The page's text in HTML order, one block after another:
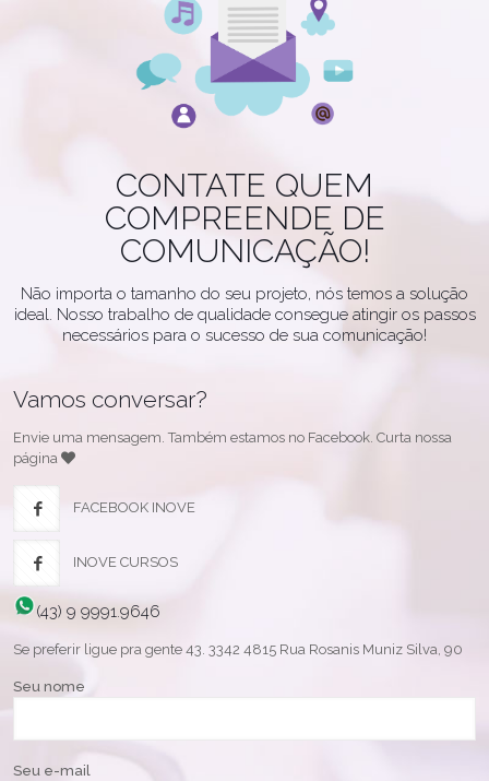
CONTATE QUEM
COMPREENDE DE
COMUNICAÇÃO!
Não importa o tamanho do seu projeto, nós temos a solução
ideal. Nosso trabalho de qualidade consegue atingir os passos
necessários para o sucesso de sua comunicação!
Vamos conversar?
Envie uma mensagem. Também estamos no Facebook. Curta nossa
página
FACEBOOK INOVE
INOVE CURSOS
(43) 9 9991.9646
Se preferir ligue pra gente 43. 3342 4815 Rua Rosanis Muniz Silva, 90
Seu nome
Seu e-mail